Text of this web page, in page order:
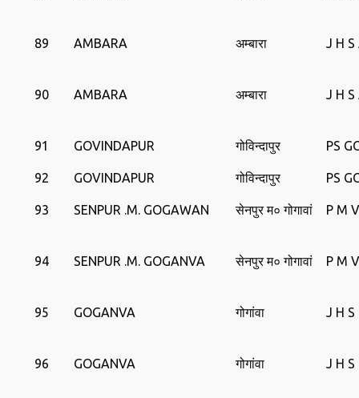
89 AMBARA अम्बारा J H
90 AMBARA अम्बारा J H
91 GOVINDAPUR गोविन्दापुर PS
92 GOVINDAPUR गोविन्दापुर PS
93 SENPUR .M. GOGAWAN सेनपुर म० गोगावां P M
94 SENPUR .M. GOGANVA सेनपुर म० गोगावां P M
95 GOGANVA गोगांवा J H S
96 GOGANVA गोगांवा J H S